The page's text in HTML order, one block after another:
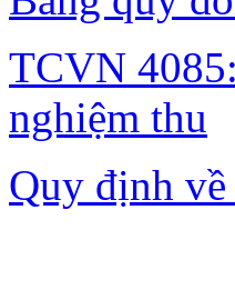
TCVN
nghiệm thu
Quy định về